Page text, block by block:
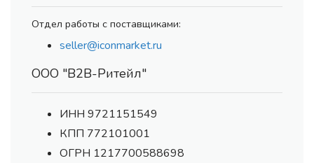
Отдел работы с поставщиками:
seller@iconmarket.ru
ООО "В2В-Ритейл"
ИНН 9721151549
КПП 772101001
ОГРН 1217700588698